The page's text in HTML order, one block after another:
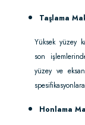
Taşlama
Yüksek yüzey
son
yüzey ve
Honlama